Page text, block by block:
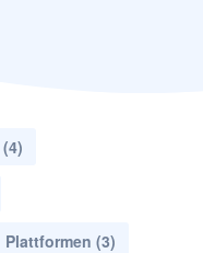
(4)
Plattformen (3)